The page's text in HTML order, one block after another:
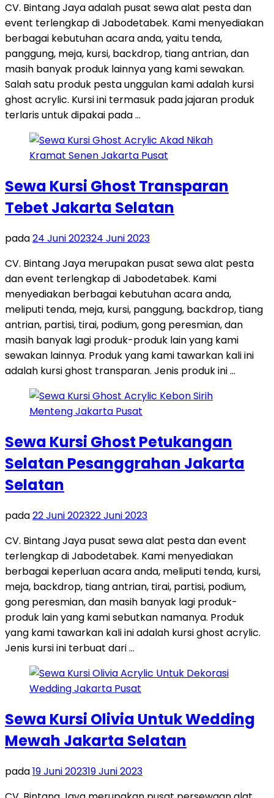
CV. Bintang Jaya adalah pusat sewa alat pesta dan
event terlengkap di Jabodetabek. Kami menyediakan
berbagai kebutuhan acara anda, yaitu tenda,
panggung, meja, kursi, backdrop, tiang antrian, dan
masih banyak produk lainnya yang kami sewakan.
Salah satu produk pesta unggulan kami adalah kursi
ghost acrylic. Kursi ini termasuk pada jajaran produk
terlaris untuk dipakai pada …
Sewa Kursi Ghost Transparan
Tebet Jakarta Selatan
pada24 Juni 202324 Juni 2023
CV. Bintang Jaya merupakan pusat sewa alat pesta
dan event terlengkap di Jabodetabek. Kami
menyediakan berbagai kebutuhan acara anda,
meliputi tenda, meja, kursi, panggung, backdrop, tiang
antrian, partisi, tirai, podium, gong peresmian, dan
masih banyak lagi produk-produk lain yang kami
sewakan lainnya. Produk yang kami tawarkan kali ini
adalah kursi ghost transparan. Jenis produk ini …
Sewa Kursi Ghost Petukangan
Selatan Pesanggrahan Jakarta
Selatan
pada22 Juni 202322 Juni 2023
CV. Bintang Jaya pusat sewa alat pesta dan event
terlengkap di Jabodetabek. Kami menyediakan
berbagai keperluan acara anda, meliputi tenda, kursi,
meja, backdrop, tiang antrian, tirai, partisi, podium,
gong peresmian, dan masih banyak lagi produk-
produk lain yang kami sebutkan namanya. Produk
yang kami tawarkan kali ini adalah kursi ghost acrylic.
Jenis kursi ini terbuat dari …
Sewa Kursi Olivia Untuk Wedding
Mewah Jakarta Selatan
pada19 Juni 202319 Juni 2023